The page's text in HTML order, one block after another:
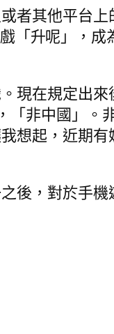
者其他平台
「升呢」，
現在規定出
「非中國」。
想起，近期
後，對於手